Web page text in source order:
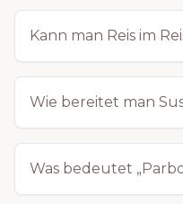
Kann man Reis im
Wie bereitet man
Was bedeutet